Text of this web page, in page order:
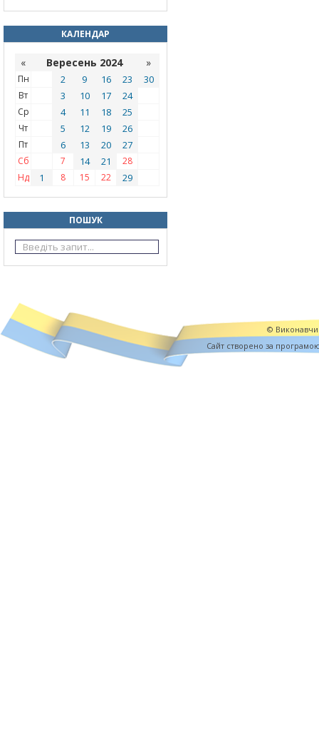
КАЛЕНДАР
« Вересень 2024 »
Пн 2 9 16 23 30
Вт 3 10 17 24
Ср 4 11 18 25
Чт 5 12 19 26
Пт 6 13 20 27
Сб 7 14 21
28
Нд
1 8 15 22 29
ПОШУК
©
Cайт створено за